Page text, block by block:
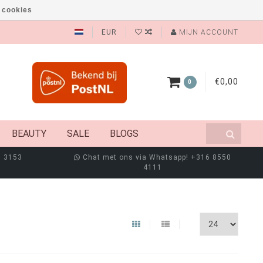
EUR MIJN ACCOUNT
0 €0,00
BEAUTY SALE BLOGS
3153
Chat met ons via Whatsapp! +316 8550
4111
cookies